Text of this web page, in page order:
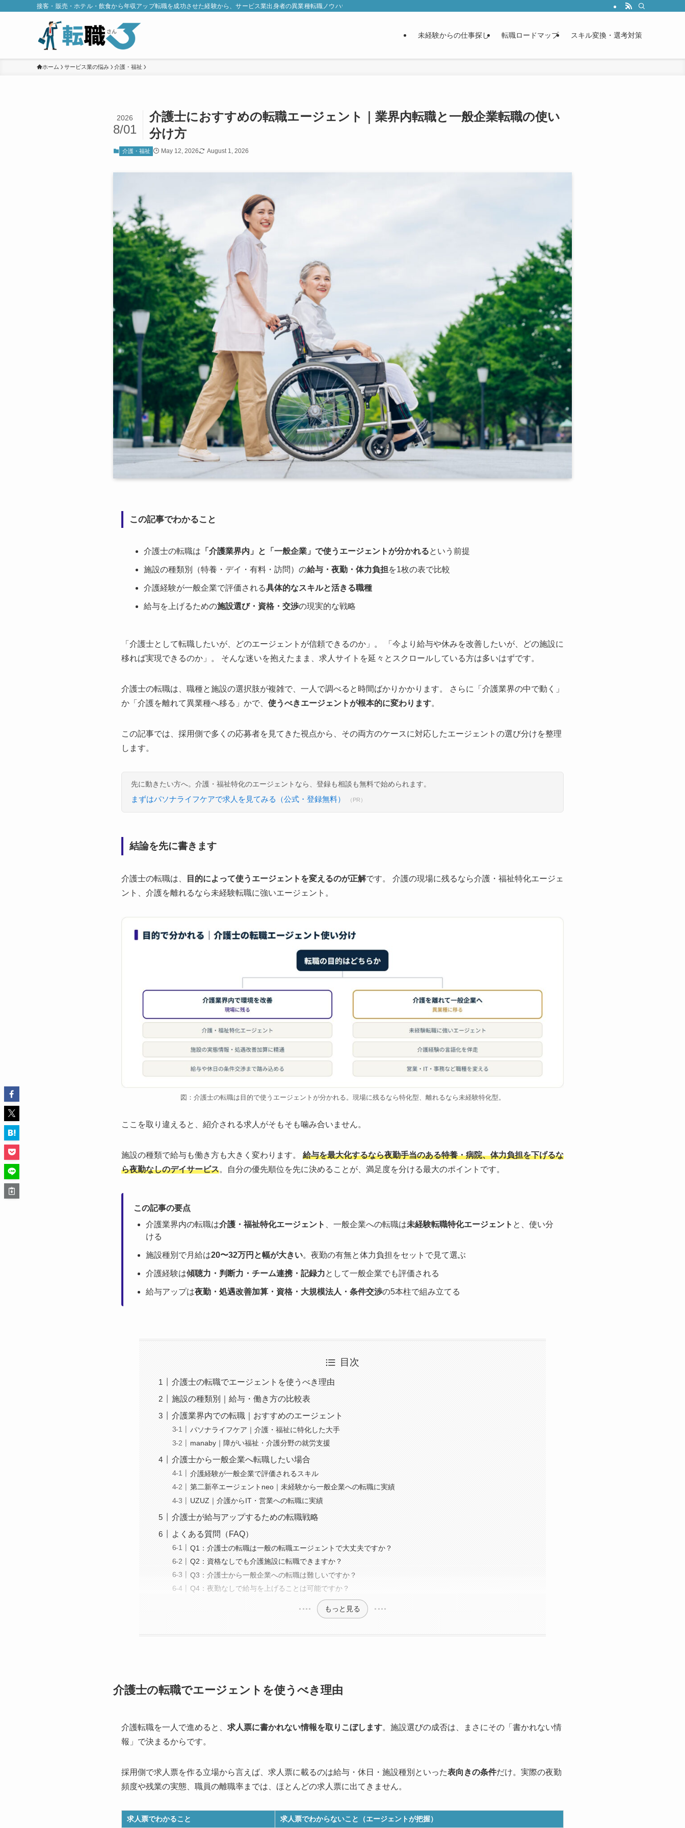
接客・販売・ホテル・飲食から年収アップ転職を成功させた経験から、サービス業出身者の異業種転職ノウハウ・おすすめ転職エージェント・書類通過率を上げる書き方を現場目線で解説します。
未経験からの仕事探し 転職ロードマップ スキル変換・選考対策
ホーム サービス業の悩み 介護・福祉
介護士におすすめの転職エージェント｜業界内転職と一般企業転職の使い
分け方
2026
8/01
介護・福祉 May 12, 2026 August 1, 2026
この記事でわかること
介護士の転職は 「介護業界内」と「一般企業」で使うエージェントが分かれるという前提
施設の種類別（特養・デイ・有料・訪問）の給与・夜勤・体力負担を1枚の表で比較
介護経験が一般企業で評価される具体的なスキルと活きる職種
給与を上げるための施設選び・資格・交渉の現実的な戦略
「介護士として転職したいが、どのエージェントが信頼できるのか」。 「今より給与や休みを改善したいが、どの施設に
移れば実現できるのか」。 そんな迷いを抱えたまま、求人サイトを延々とスクロールしている方は多いはずです。
介護士の転職は、職種と施設の選択肢が複雑で、一人で調べると時間ばかりかかります。 さらに「介護業界の中で動く」
か「介護を離れて異業種へ移る」かで、 使うべきエージェントが根本的に変わります。
この記事では、採用側で多くの応募者を見てきた視点から、その両方のケースに対応したエージェントの選び分けを整理
します。
先に動きたい方へ。介護・福祉特化のエージェントなら、登録も相談も無料で始められます。
まずはパソナライフケアで求人を見てみる（公式・登録無料） （PR）
結論を先に書きます
介護士の転職は、 目的によって使うエージェントを変えるのが正解です。 介護の現場に残るなら介護・福祉特化エージェ
ント、介護を離れるなら未経験転職に強いエージェント。
図：介護士の転職は目的で使うエージェントが分かれる。現場に残るなら特化型、離れるなら未経験特化型。
ここを取り違えると、紹介される求人がそもそも噛み合いません。
施設の種類で給与も働き方も大きく変わります。 給与を最大化するなら夜勤手当のある特養・病院、体力負担を下げるな
ら夜勤なしのデイサービス。自分の優先順位を先に決めることが、満足度を分ける最大のポイントです。
この記事の要点
介護業界内の転職は介護・福祉特化エージェント 、一般企業への転職は未経験転職特化エージェント と、使い分
ける
施設種別で月給は20〜32万円と幅が大きい。夜勤の有無と体力負担をセットで見て選ぶ
介護経験は傾聴力・判断力・チーム連携・記録力として一般企業でも評価される
給与アップは夜勤・処遇改善加算・資格・大規模法人・条件交渉の5本柱で組み立てる
目次
介護士の転職でエージェントを使うべき理由
施設の種類別｜給与・働き方の比較表
介護業界内での転職｜おすすめのエージェント
パソナライフケア｜介護・福祉に特化した大手
manaby｜障がい福祉・介護分野の就労支援
介護士から一般企業へ転職したい場合
介護経験が一般企業で評価されるスキル
第二新卒エージェントneo｜未経験から一般企業への転職に実績
UZUZ｜介護からIT・営業への転職に実績
介護士が給与アップするための転職戦略
よくある質問（FAQ）
Q1：介護士の転職は一般の転職エージェントで大丈夫ですか？
Q2：資格なしでも介護施設に転職できますか？
Q3：介護士から一般企業への転職は難しいですか？
Q4：夜勤なしで給与を上げることは可能ですか？
もっと見る
介護士の転職でエージェントを使うべき理由
介護転職を一人で進めると、 求人票に書かれない情報を取りこぼします。施設選びの成否は、まさにその「書かれない情
報」で決まるからです。
採用側で求人票を作る立場から言えば、求人票に載るのは給与・休日・施設種別といった表向きの条件だけ。実際の夜勤
頻度や残業の実態、職員の離職率までは、ほとんどの求人票に出てきません。
求人票でわかること 求人票でわからないこと（エージェントが把握）